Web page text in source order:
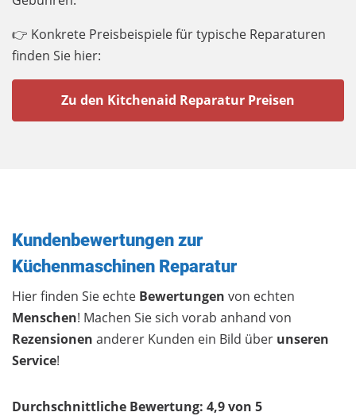
👉 Konkrete Preisbeispiele für typische Reparaturen
finden Sie hier:
Zu den Kitchenaid Reparatur Preisen
Kundenbewertungen zur
Küchenmaschinen Reparatur
Hier finden Sie echte Bewertungen von echten
Menschen! Machen Sie sich vorab anhand von
Rezensionen anderer Kunden ein Bild über unseren
Service!
Durchschnittliche Bewertung: 4,9 von 5